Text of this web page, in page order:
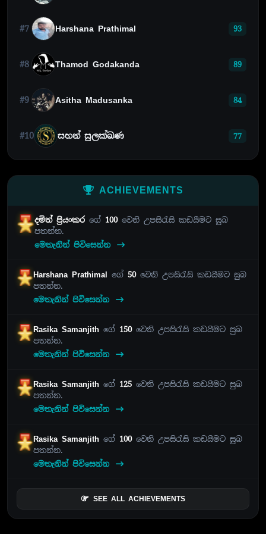
#7 Harshana Prathimal 93
#8 Thamod Godakanda 89
#9 Asitha Madusanka 84
#10 සහන් සුලක්ඛණ 77
ACHIEVEMENTS
දමිත් ප්‍රියංකරගේ 100වෙනි උපසිරැසි කඩයීමට සුබ
පතන්න.
මෙතැනින් පිවිසෙන්න
Harshana Prathimal ගේ 50වෙනි උපසිරැසි කඩයීමට සුබ
පතන්න.
මෙතැනින් පිවිසෙන්න
Rasika Samanjithගේ 150වෙනි උපසිරැසි කඩයීමට සුබ
පතන්න.
මෙතැනින් පිවිසෙන්න
Rasika Samanjithගේ 125 වෙනි උපසිරැසි කඩයීමට සුබ
පතන්න.
මෙතැනින් පිවිසෙන්න
Rasika Samanjithගේ 100වෙනි උපසිරැසි කඩයීමට සුබ
පතන්න.
මෙතැනින් පිවිසෙන්න
SEE ALL ACHIEVEMENTS